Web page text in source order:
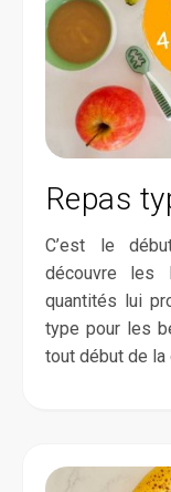
Repas
C’est le début de la diversification, et bébé
découvre
quantités lui
type pour les
tout début de